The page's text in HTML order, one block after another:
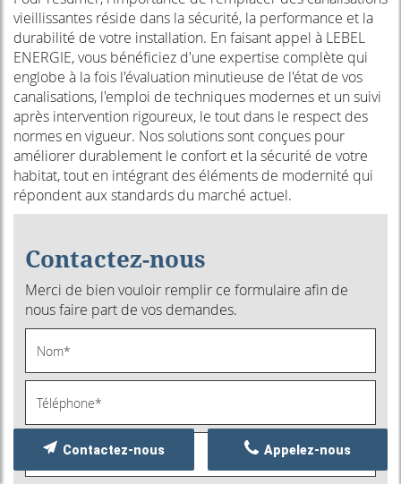
vieillissantes réside dans la sécurité, la performance et la
durabilité de votre installation. En faisant appel à LEBEL
ENERGIE, vous bénéficiez d'une expertise complète qui
englobe à la fois l'évaluation minutieuse de l'état de vos
canalisations, l'emploi de techniques modernes et un suivi
après intervention rigoureux, le tout dans le respect des
normes en vigueur. Nos solutions sont conçues pour
améliorer durablement le confort et la sécurité de votre
habitat, tout en intégrant des éléments de modernité qui
répondent aux standards du marché actuel.
Contactez-nous
Merci de bien vouloir remplir ce formulaire afin de
nous faire part de vos demandes.
Appelez-nous
Contactez-nous